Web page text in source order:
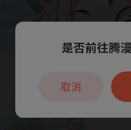
本章节仅支持App
户7
是否前往腾
取消